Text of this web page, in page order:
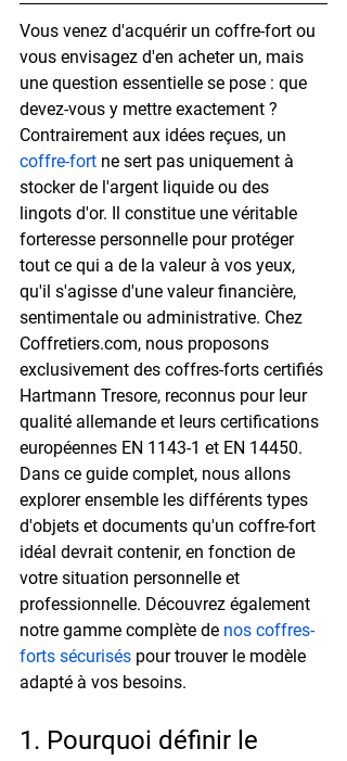
Vous venez d'acquérir un coffre-fort ou
vous envisagez d'en acheter un, mais
une question essentielle se pose : que
devez-vous y mettre exactement ?
Contrairement aux idées reçues, un
coffre-fort ne sert pas uniquement à
stocker de l'argent liquide ou des
lingots d'or. Il constitue une véritable
forteresse personnelle pour protéger
tout ce qui a de la valeur à vos yeux,
qu'il s'agisse d'une valeur financière,
sentimentale ou administrative. Chez
Coffretiers.com, nous proposons
exclusivement des coffres-forts certifiés
Hartmann Tresore, reconnus pour leur
qualité allemande et leurs certifications
européennes EN 1143-1 et EN 14450.
Dans ce guide complet, nous allons
explorer ensemble les différents types
d'objets et documents qu'un coffre-fort
idéal devrait contenir, en fonction de
votre situation personnelle et
professionnelle. Découvrez également
notre gamme complète de nos coffres-
forts sécurisés pour trouver le modèle
adapté à vos besoins.
1. Pourquoi définir le